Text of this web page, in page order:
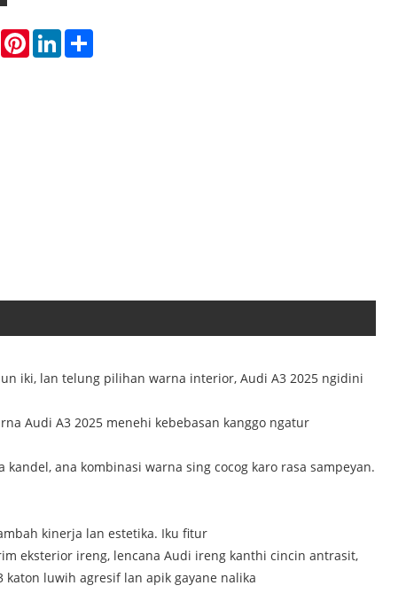
WhatsApp
PinterestLinkedIn
iki, lan telung pilihan warna interior, Audi A3 2025 ngidini
Audi A3 2025 menehi kebebasan kanggo ngatur
ana kombinasi warna sing cocog karo rasa sampeyan.
kinerja lan estetika. Iku fitur
eksterior ireng, lencana Audi ireng kanthi cincin antrasit,
luwih agresif lan apik gayane nalika